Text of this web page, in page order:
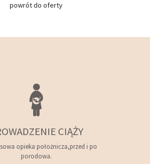
powrót do oferty
CIĄŻY
opieka położnicza,przed i po
porodowa.